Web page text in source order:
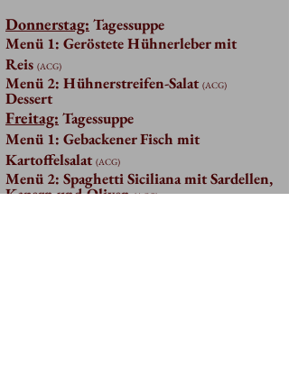
Donnerstag: Tagessuppe
Menü 1: Geröstete Hühnerleber mit
Reis (ACG)
Menü 2: Hühnerstreifen-Salat (ACG)
Dessert
Freitag: Tagessuppe
Menü 1: Gebackener Fisch mit
Kartoffelsalat (ACG)
Menü 2: Spaghetti Siciliana mit Sardellen,
Kapern und Oliven(ACG)